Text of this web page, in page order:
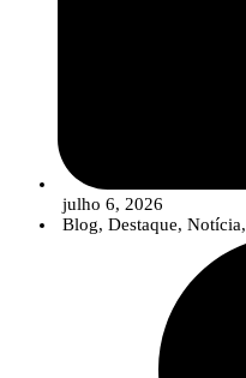
julho 6, 2026
Blog, Destaque, Notícia,